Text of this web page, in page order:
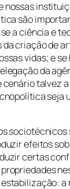
nossas
são
a ciência e
da criação de
vidas; e
da
talvez
seja
sociotécnicos
efeitos
certas
a